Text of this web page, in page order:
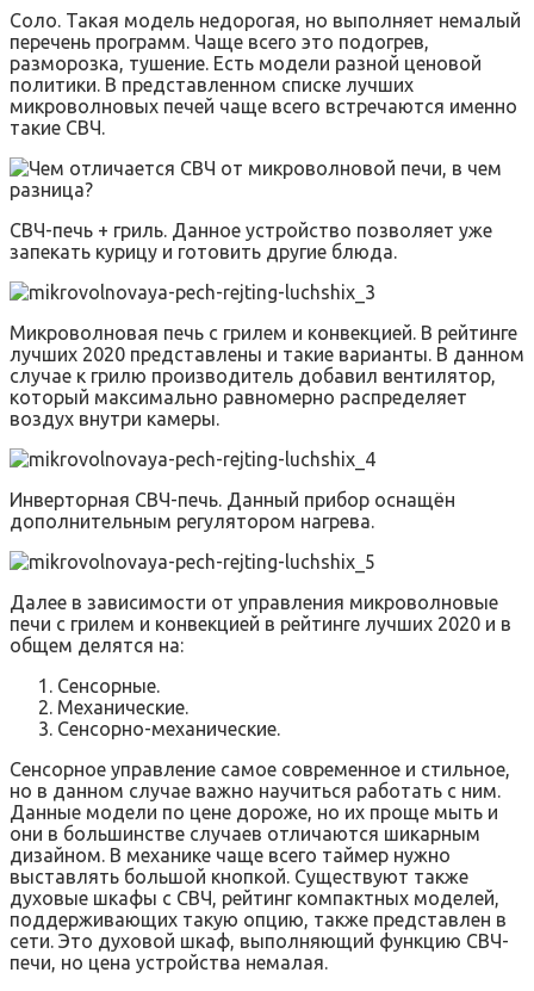
Соло. Такая модель недорогая, но выполняет немалый
перечень программ. Чаще всего это подогрев,
разморозка, тушение. Есть модели разной ценовой
политики. В представленном списке лучших
микроволновых печей чаще всего встречаются именно
такие СВЧ.
СВЧ-печь + гриль. Данное устройство позволяет уже
запекать курицу и готовить другие блюда.
Микроволновая печь с грилем и конвекцией. В рейтинге
лучших 2020 представлены и такие варианты. В данном
случае к грилю производитель добавил вентилятор,
который максимально равномерно распределяет
воздух внутри камеры.
Инверторная СВЧ-печь. Данный прибор оснащён
дополнительным регулятором нагрева.
Далее в зависимости от управления микроволновые
печи с грилем и конвекцией в рейтинге лучших 2020 и в
общем делятся на:
Сенсорные.
Механические.
Сенсорно-механические.
Сенсорное управление самое современное и стильное,
но в данном случае важно научиться работать с ним.
Данные модели по цене дороже, но их проще мыть и
они в большинстве случаев отличаются шикарным
дизайном. В механике чаще всего таймер нужно
выставлять большой кнопкой. Существуют также
духовые шкафы с СВЧ, рейтинг компактных моделей,
поддерживающих такую опцию, также представлен в
сети. Это духовой шкаф, выполняющий функцию СВЧ-
печи, но цена устройства немалая.